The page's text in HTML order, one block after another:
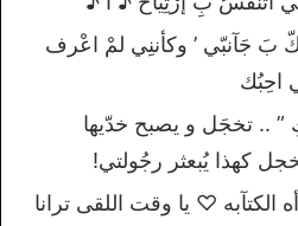
ﺏَ ﺟَﺂﻧﺒّﻲ ’ ﻭﻛﺄﻧﻨِﻲ ﻟﻢْ ﺍﻋْﺮﻑ
ﺍﺣِﺒُﻚ
” .. تخجَل و يصبح خدّيها
كهذا يُبعثر رجُولتي!
الكتآبه ♡ يا وقت اللقى ترانا